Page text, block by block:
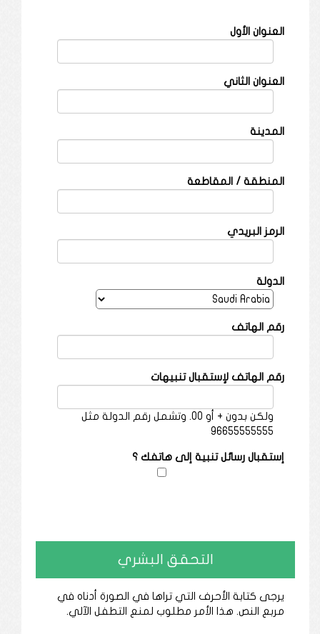
العنوان الأول
العنوان الثاني
المدينة
المنطقة / المقاطعة
الرمز البريدي
الدولة
رقم الهاتف
رقم الهاتف لإستقبال تنبيهات
ولكن بدون + أو 00. وتشمل رقم الدولة مثل
96655555555
إستقبال رسائل تنبية إلى هاتفك ؟
التحقق البشري
يرجى كتابة الأحرف التي تراها في الصورة أدناه في
مربع النص. هذا الأمر مطلوب لمنع التطفل الآلي.